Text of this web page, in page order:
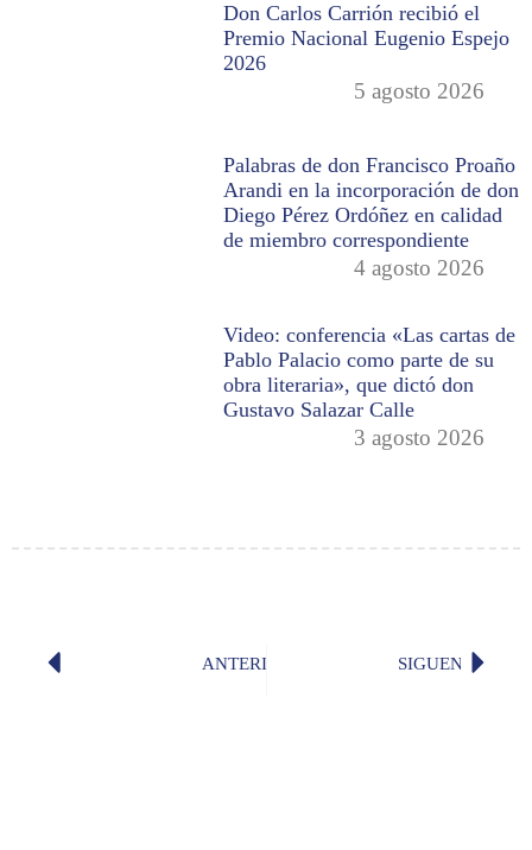
Don Carlos Carrión recibió el
Premio Nacional Eugenio Espejo
2026
5 agosto 2026
Palabras de don Francisco Proaño
Arandi en la incorporación de don
Diego Pérez Ordóñez en calidad
de miembro correspondiente
4 agosto 2026
Video: conferencia «Las cartas de
Pablo Palacio como parte de su
obra literaria», que dictó don
Gustavo Salazar Calle
3 agosto 2026
ANTERIOR «Diré cómo nacisteis, placeres
SIGUENTE«Hijas